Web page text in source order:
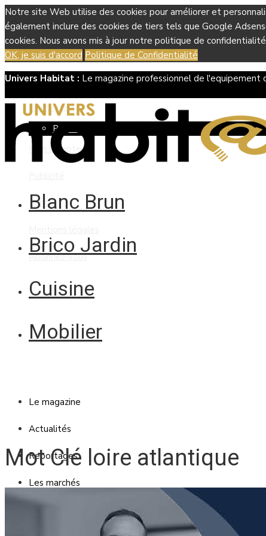
Notre site Web utilise des cookies pour améliorer et
également inclure des cookies de tiers tels que Google
cookies. Nous avons mis à jour notre politique de
OK, je suis d'accord Politique de Confidentialité
Univers Habitat : Le magazine professionnel de l'equipement
Boutique
Panier
Mon compte
Contact
Abonnez-vous
Blanc Brun
Brico Jardin
Cuisine
Mobilier
Le magazine
Actualités
Reportages
Les marchés
Mot Clé loire atlantique